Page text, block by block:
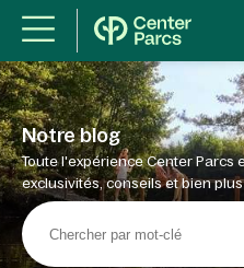
Notre blog
Toute l'expérience Center Parcs
exclusivités, conseils et bien